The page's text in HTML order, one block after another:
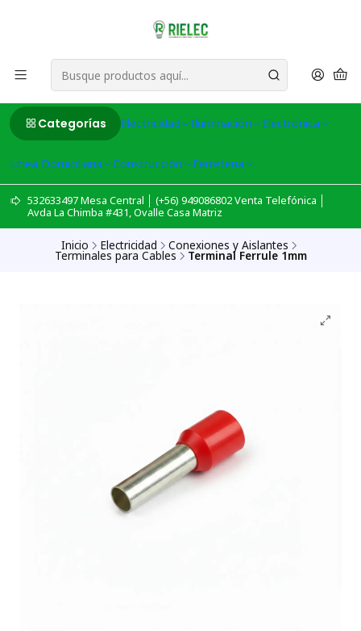
Categorías Electricidad Iluminación Electronica
Linea Domiciliaria Construcción Ferreteria
532633497 Mesa Central │ (+56) 949086802 Venta Telefónica │
Avda La Chimba #431, Ovalle Casa Matriz
Inicio Electricidad Conexiones y Aislantes
Terminales para Cables Terminal Ferrule 1mm